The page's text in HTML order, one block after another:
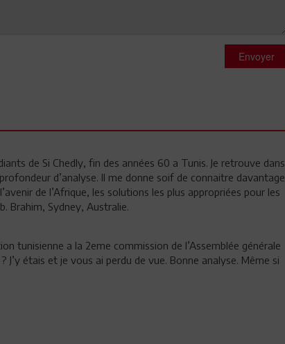
Envoyer
de Si Chedly, fin des années 60 a Tunis. Je retrouve dans
d’analyse. Il me donne soif de connaitre davantage
de l’Afrique, les solutions les plus appropriées pour les
Brahim, Sydney, Australie.
tunisienne a la 2eme commission de l’Assemblée générale
J’y étais et je vous ai perdu de vue. Bonne analyse. Même si